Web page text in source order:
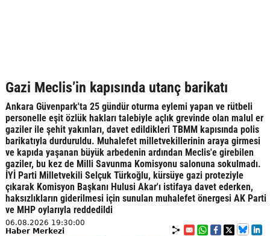
Gazi Meclis’in kapısında utanç barikatı
Ankara Güvenpark'ta 25 gündür oturma eylemi yapan ve rütbeli
personelle eşit özlük hakları talebiyle açlık grevinde olan malul er
gaziler ile şehit yakınları, davet edildikleri TBMM kapısında polis
barikatıyla durduruldu. Muhalefet milletvekillerinin araya girmesi
ve kapıda yaşanan büyük arbedenin ardından Meclis'e girebilen
gaziler, bu kez de Milli Savunma Komisyonu salonuna sokulmadı.
İYİ Parti Milletvekili Selçuk Türkoğlu, kürsüye gazi proteziyle
çıkarak Komisyon Başkanı Hulusi Akar'ı istifaya davet ederken,
haksızlıkların giderilmesi için sunulan muhalefet önergesi AK Parti
ve MHP oylarıyla reddedildi
06.08.2026 19:30:00
Haber Merkezi